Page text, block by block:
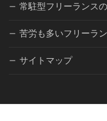
常駐型フリーランス
苦労も多いフリーラ
サイトマップ